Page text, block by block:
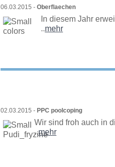
06.03.2015 - Oberflaechen
In diesem Jahr
..mehr
02.03.2015 - PPC poolcoping
Wir sind froh auch in
..mehr